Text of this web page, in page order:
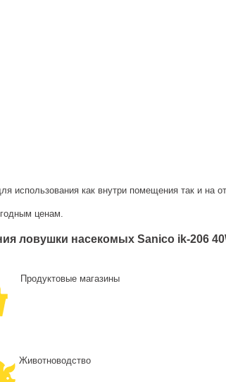
использования как внутри помещения так и на
ценам.
ловушки насекомых Sanico ik-206
Продуктовые магазины
Животноводство